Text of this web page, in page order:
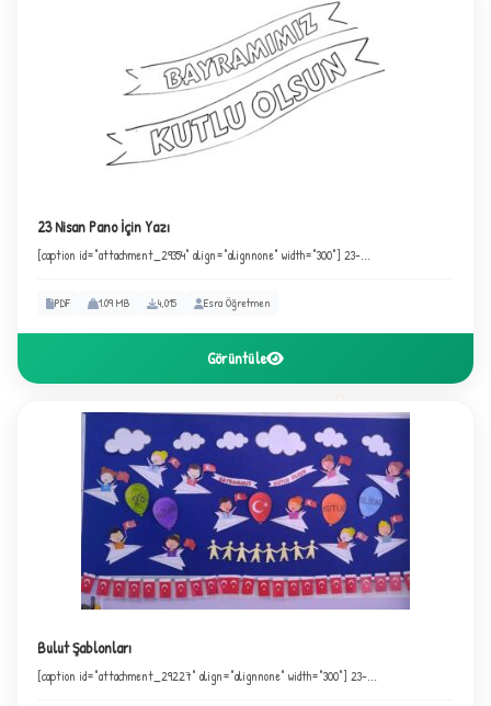
23 Nisan Pano İçin Yazı
[caption id="attachment_29354" align="alignnone" width="300"] 23-...
PDF 1.09 MB 4,015 Esra Öğretmen
Görüntüle
Bulut Şablonları
[caption id="attachment_29227" align="alignnone" width="300"] 23-...